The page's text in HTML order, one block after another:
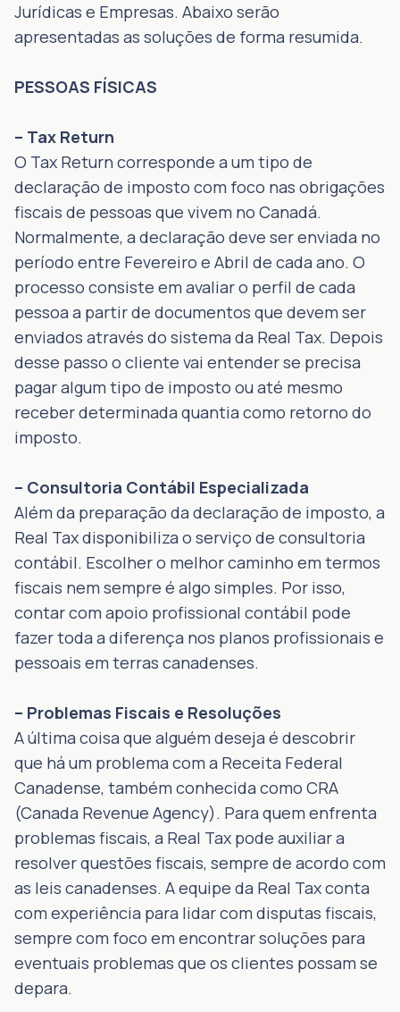
Jurídicas e Empresas. Abaixo serão
apresentadas as soluções de forma resumida.
PESSOAS FÍSICAS
– Tax Return
O Tax Return corresponde a um tipo de
declaração de imposto com foco nas obrigações
fiscais de pessoas que vivem no Canadá.
Normalmente, a declaração deve ser enviada no
período entre Fevereiro e Abril de cada ano. O
processo consiste em avaliar o perfil de cada
pessoa a partir de documentos que devem ser
enviados através do sistema da Real Tax. Depois
desse passo o cliente vai entender se precisa
pagar algum tipo de imposto ou até mesmo
receber determinada quantia como retorno do
imposto.
– Consultoria Contábil Especializada
Além da preparação da declaração de imposto, a
Real Tax disponibiliza o serviço de consultoria
contábil. Escolher o melhor caminho em termos
fiscais nem sempre é algo simples. Por isso,
contar com apoio profissional contábil pode
fazer toda a diferença nos planos profissionais e
pessoais em terras canadenses.
– Problemas Fiscais e Resoluções
A última coisa que alguém deseja é descobrir
que há um problema com a Receita Federal
Canadense, também conhecida como CRA
(Canada Revenue Agency). Para quem enfrenta
problemas fiscais, a Real Tax pode auxiliar a
resolver questões fiscais, sempre de acordo com
as leis canadenses. A equipe da Real Tax conta
com experiência para lidar com disputas fiscais,
sempre com foco em encontrar soluções para
eventuais problemas que os clientes possam se
depara.